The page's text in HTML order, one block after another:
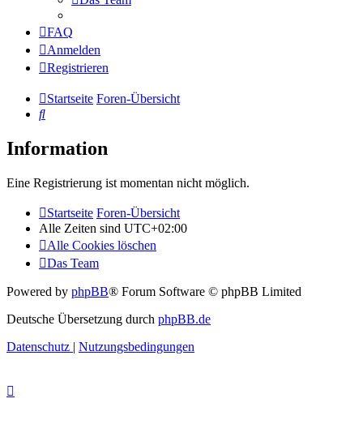
FAQ
Anmelden
Registrieren
Startseite Foren-Übersicht
Suche
Information
Eine Registrierung ist momentan nicht möglich.
Startseite Foren-Übersicht
Alle Zeiten sind UTC+02:00
Alle Cookies löschen
Das Team
Powered by phpBB® Forum Software © phpBB Limited
Deutsche Übersetzung durch phpBB.de
Datenschutz | Nutzungsbedingungen